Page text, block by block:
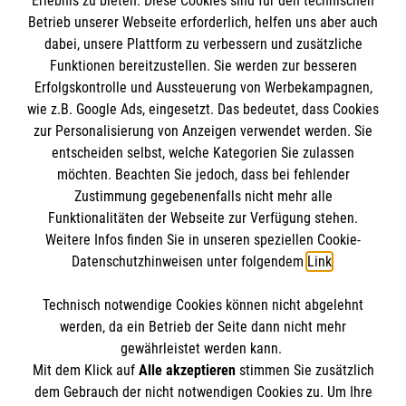
IBAN: DE10 3706 0120 1201 2000 12
BIC: GENODED 1PA7
Newsletter abonnieren
Cookies verwalten|AGB|Impressum|Datenschutz
Barrierefreiheit |Kontakt| Sharepoint|Mediathek
Betrieb unserer Webseite erforderlich, helfen uns aber auch
dabei, unsere Plattform zu verbessern und zusätzliche
Funktionen bereitzustellen. Sie werden zur besseren
Erfolgskontrolle und Aussteuerung von Werbekampagnen,
wie z.B. Google Ads, eingesetzt. Das bedeutet, dass Cookies
zur Personalisierung von Anzeigen verwendet werden. Sie
entscheiden selbst, welche Kategorien Sie zulassen
möchten. Beachten Sie jedoch, dass bei fehlender
Zustimmung gegebenenfalls nicht mehr alle
Funktionalitäten der Webseite zur Verfügung stehen.
Weitere Infos finden Sie in unseren speziellen Cookie-
Datenschutzhinweisen unter folgendem Link.
Technisch notwendige Cookies können nicht abgelehnt
werden, da ein Betrieb der Seite dann nicht mehr
gewährleistet werden kann.
Mit dem Klick auf Alle akzeptierenstimmen Sie zusätzlich
dem Gebrauch der nicht notwendigen Cookies zu. Um Ihre